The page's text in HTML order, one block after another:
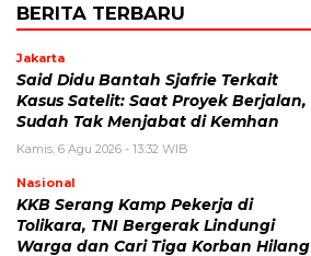
BERITA TERBARU
Jakarta
Said Didu Bantah Sjafrie Terkait
Kasus Satelit: Saat Proyek Berjalan,
Sudah Tak Menjabat di Kemhan
Kamis, 6 Agu 2026 - 13:32 WIB
Nasional
KKB Serang Kamp Pekerja di
Tolikara, TNI Bergerak Lindungi
Warga dan Cari Tiga Korban Hilang